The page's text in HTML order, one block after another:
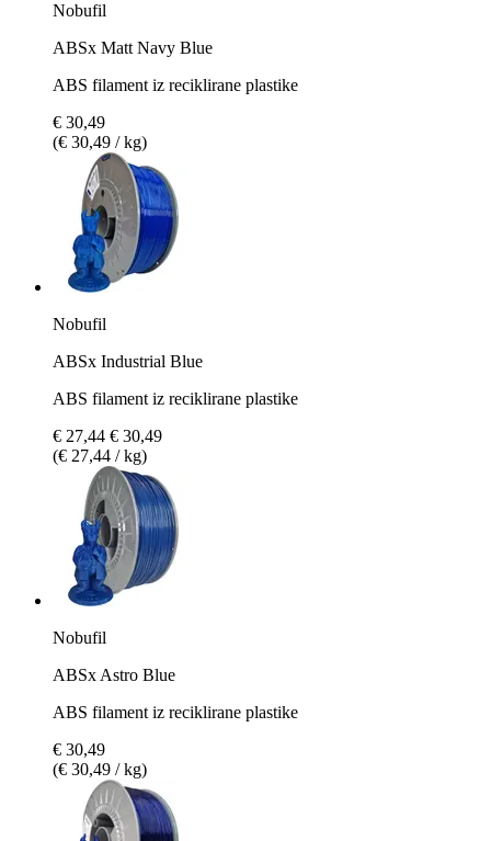
Nobufil
ABSx Matt Navy Blue
ABS filament iz reciklirane plastike
€ 30,49
(€ 30,49 / kg)
Nobufil
ABSx Industrial Blue
ABS filament iz reciklirane plastike
€ 27,44 € 30,49
(€ 27,44 / kg)
Nobufil
ABSx Astro Blue
ABS filament iz reciklirane plastike
€ 30,49
(€ 30,49 / kg)